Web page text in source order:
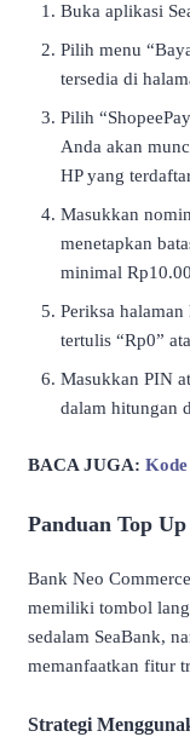
Buka aplikasi
Pilih menu
tersedia di
Pilih
Anda akan
HP yang
Masukkan
menetapkan
minimal
Periksa
tertulis “Rp0”
Masukkan PIN
dalam hitungan
BACA JUGA:
Panduan Top
Bank Neo
memiliki tombol
sedalam SeaBank,
memanfaatkan fitur
Strategi